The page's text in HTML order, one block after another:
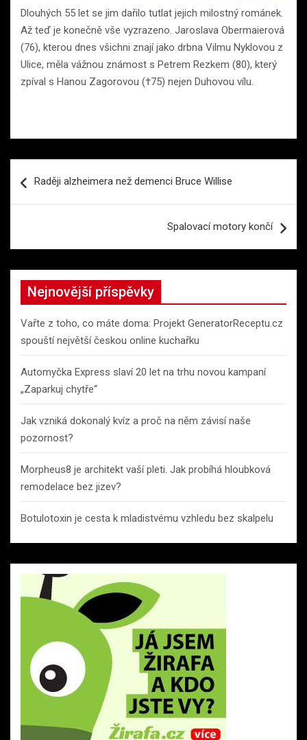
Dlouhých 55 let se jim dařilo tutlat jejich milostný románek.
Až teď je konečně vše vyzrazeno. Jaroslava Obermaierová
(76), kterou dnes všichni znají jako drbna Vilmu Nyklovou z
Ulice, měla vážnou známost s Petrem Rezkem (80), který
zpíval s Hanou Zagorovou (†75) nejen Duhovou vílu.
proRaději alzheimera než demenci Bruce Willise
Spalovací motory končí
Nejnovější příspěvky
Vařte z toho, co máte doma: Projekt GeneratorReceptu.cz
spouští největší českou online kuchařku
Automyčka Express slaví 20 let na trhu novou kampaní
„Zaparkuj chytře“
Jak vzniká dokonalý kvíz a proč na něm závisí naše
pozornost?
Morpheus8 je architekt vaší pleti. Jak probíhá hloubková
remodelace bez jizev?
Botulotoxin je cesta k mladistvému vzhledu bez skalpelu